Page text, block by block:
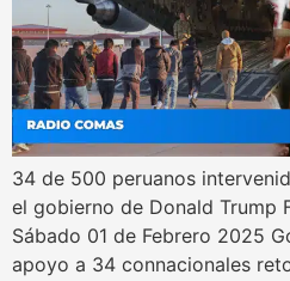
34 de 500 peruanos
el gobierno de Donald Trump​
Sábado 01 de Febrero 2025
apoyo a 34 connacionales